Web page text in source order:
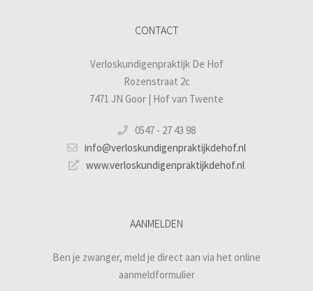
CONTACT
Verloskundigenpraktijk De Hof
Rozenstraat 2c
7471 JN Goor | Hof van Twente
0547 - 27 43 98
info@verloskundigenpraktijkdehof.nl
www.verloskundigenpraktijkdehof.nl
AANMELDEN
Ben je zwanger, meld je direct aan via het online
aanmeldformulier